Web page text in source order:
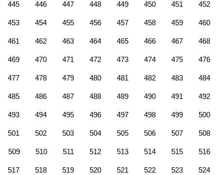
445 446 447 448 449 450 451 452
453 454 455 456 457 458 459 460
461 462 463 464 465 466 467 468
469 470 471 472 473 474 475 476
477 478 479 480 481 482 483 484
485 486 487 488 489 490 491 492
493 494 495 496 497 498 499 500
501 502 503 504 505 506 507 508
509 510 511 512 513 514 515 516
517 518 519 520 521 522 523 524